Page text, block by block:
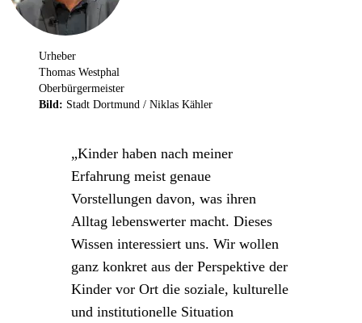
Urheber
Thomas Westphal
Oberbürgermeister
Bild: Stadt Dortmund / Niklas Kähler
Kinder haben nach meiner
Erfahrung meist genaue
Vorstellungen davon, was ihren
Alltag lebenswerter macht. Dieses
Wissen interessiert uns. Wir wollen
ganz konkret aus der Perspektive der
Kinder vor Ort die soziale, kulturelle
und institutionelle Situation